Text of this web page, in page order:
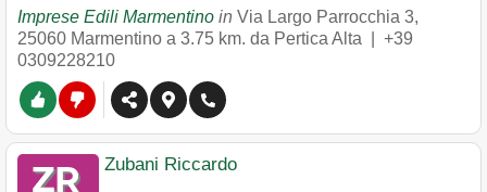
Imprese Edili Marmentino in Via Largo Parrocchia 3,
25060 Marmentino a 3.75 km. da Pertica Alta | +39
0309228210
Zubani Riccardo